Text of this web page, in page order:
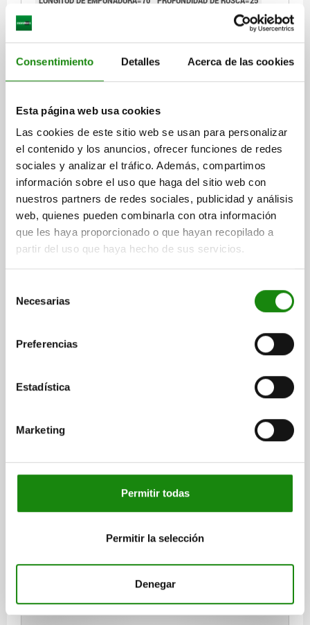
Consentimiento Detalles Acerca de las cookies
Esta página web usa cookies
Las cookies de este sitio web se usan para personalizar
el contenido y los anuncios, ofrecer funciones de redes
sociales y analizar el tráfico. Además, compartimos
información sobre el uso que haga del sitio web con
nuestros partners de redes sociales, publicidad y análisis
web, quienes pueden combinarla con otra información
que les haya proporcionado o que hayan recopilado a
partir del uso que haya hecho de sus servicios.
Necesarias
Preferencias
Estadística
Marketing
Permitir todas
Permitir la selección
Denegar
$51.86
más IVA.
DETALLES
06252
BOTÓN OVALADO FIJO D=M10, D1=35, DUROPLAST
PULIDO CON UN BRILLO INTEN
ROSCA=M10 DIÁMETRO EXTERIOR=35 D2=22
$66.83
DETALLES
PULIDO CON UN BRILLO INTEN
ROSCA=M12 DIÁMETRO EXTERIOR=27 D2=15,5
LONGITUD DE EMPUÑADURA=70